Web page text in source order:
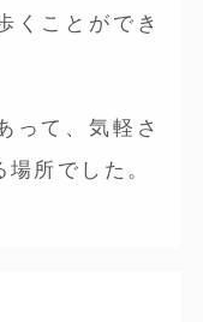
くことができ
って、気軽さ
所でした。